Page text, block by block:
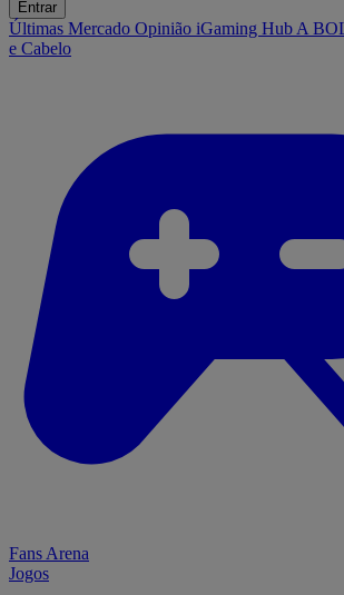
Entrar
Últimas Mercado Opinião iGaming Hub A
e Cabelo
Fans Arena
Jogos